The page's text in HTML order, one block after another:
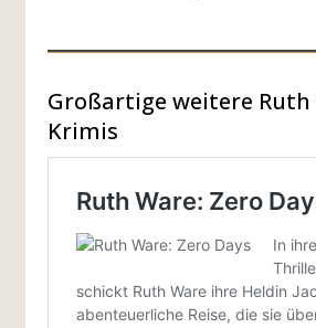
Großartige weitere Ruth
Krimis